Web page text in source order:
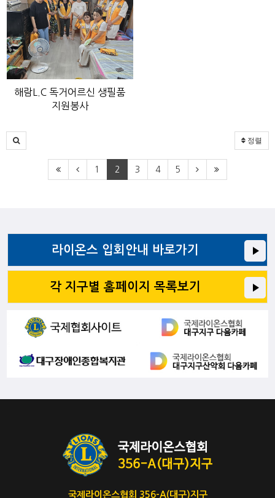
해람L.C 독거어르신 생필품
지원봉사
정렬
1 2 3 4 5
라이온스 입회안내 바로가기
각 지구별 홈페이지 목록보기
국제라이온스협회 356-A(대구)지구